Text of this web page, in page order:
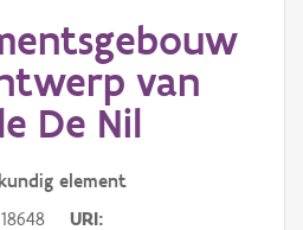
van
De Nil
element
18648
URI